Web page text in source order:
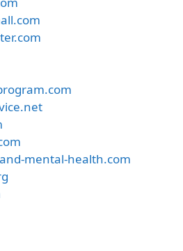
mental-health.com